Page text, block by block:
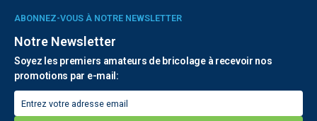
ABONNEZ-VOUS À NOTRE NEWSLETTER
Notre Newsletter
Soyez les premiers amateurs de bricolage à recevoir nos
promotions par e-mail: